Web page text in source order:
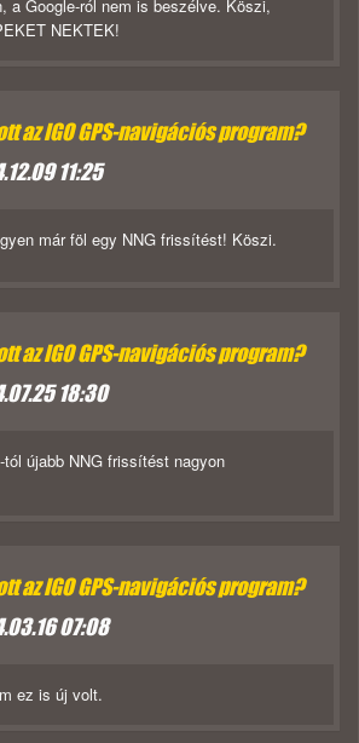
a Google-ról nem is beszélve. Köszi,
NEKTEK!
az IGO GPS-navigációs program?
11:25
már föl egy NNG frissítést! Köszi.
az IGO GPS-navigációs program?
18:30
újabb NNG frissítést nagyon
az IGO GPS-navigációs program?
07:08
ez is új volt.